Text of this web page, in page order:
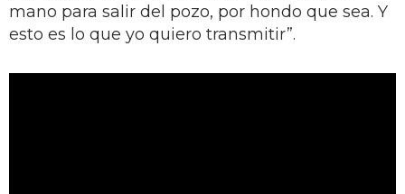
mano para salir del pozo, por hondo que sea. Y
esto es lo que yo quiero transmitir”.